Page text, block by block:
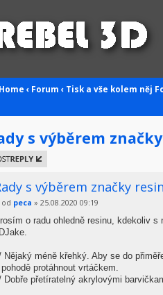
Home ‹ Forum ‹ Tisk a vše kolem něj
s výběrem
s výběrem značky
od peca » 25.08.2020 09:19
o radu ohledně resinu, kdekoliv
Nějaký méně křehký. Aby se do
protáhnout vrtáčkem.
Dobře přetíratelný akrylovými